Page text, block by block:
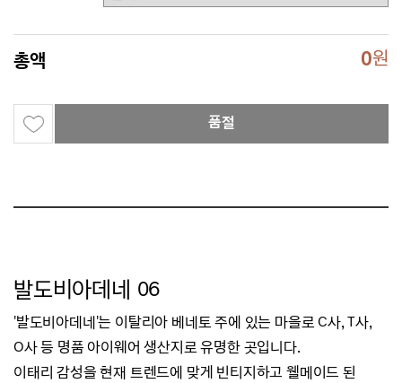
총액 0원
품절
발도비아데네 06
'발도비아데네'는 이탈리아 베네토 주에 있는 마을로 C사, T사,
O사 등 명품 아이웨어 생산지로 유명한 곳입니다.
이태리 감성을 현재 트렌드에 맞게 빈티지하고 웰메이드 된